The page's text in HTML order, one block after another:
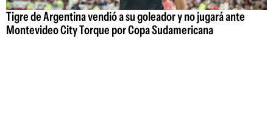
Tigre de Argentina vendió a su goleador y no jugará ante
Montevideo City Torque por Copa Sudamericana